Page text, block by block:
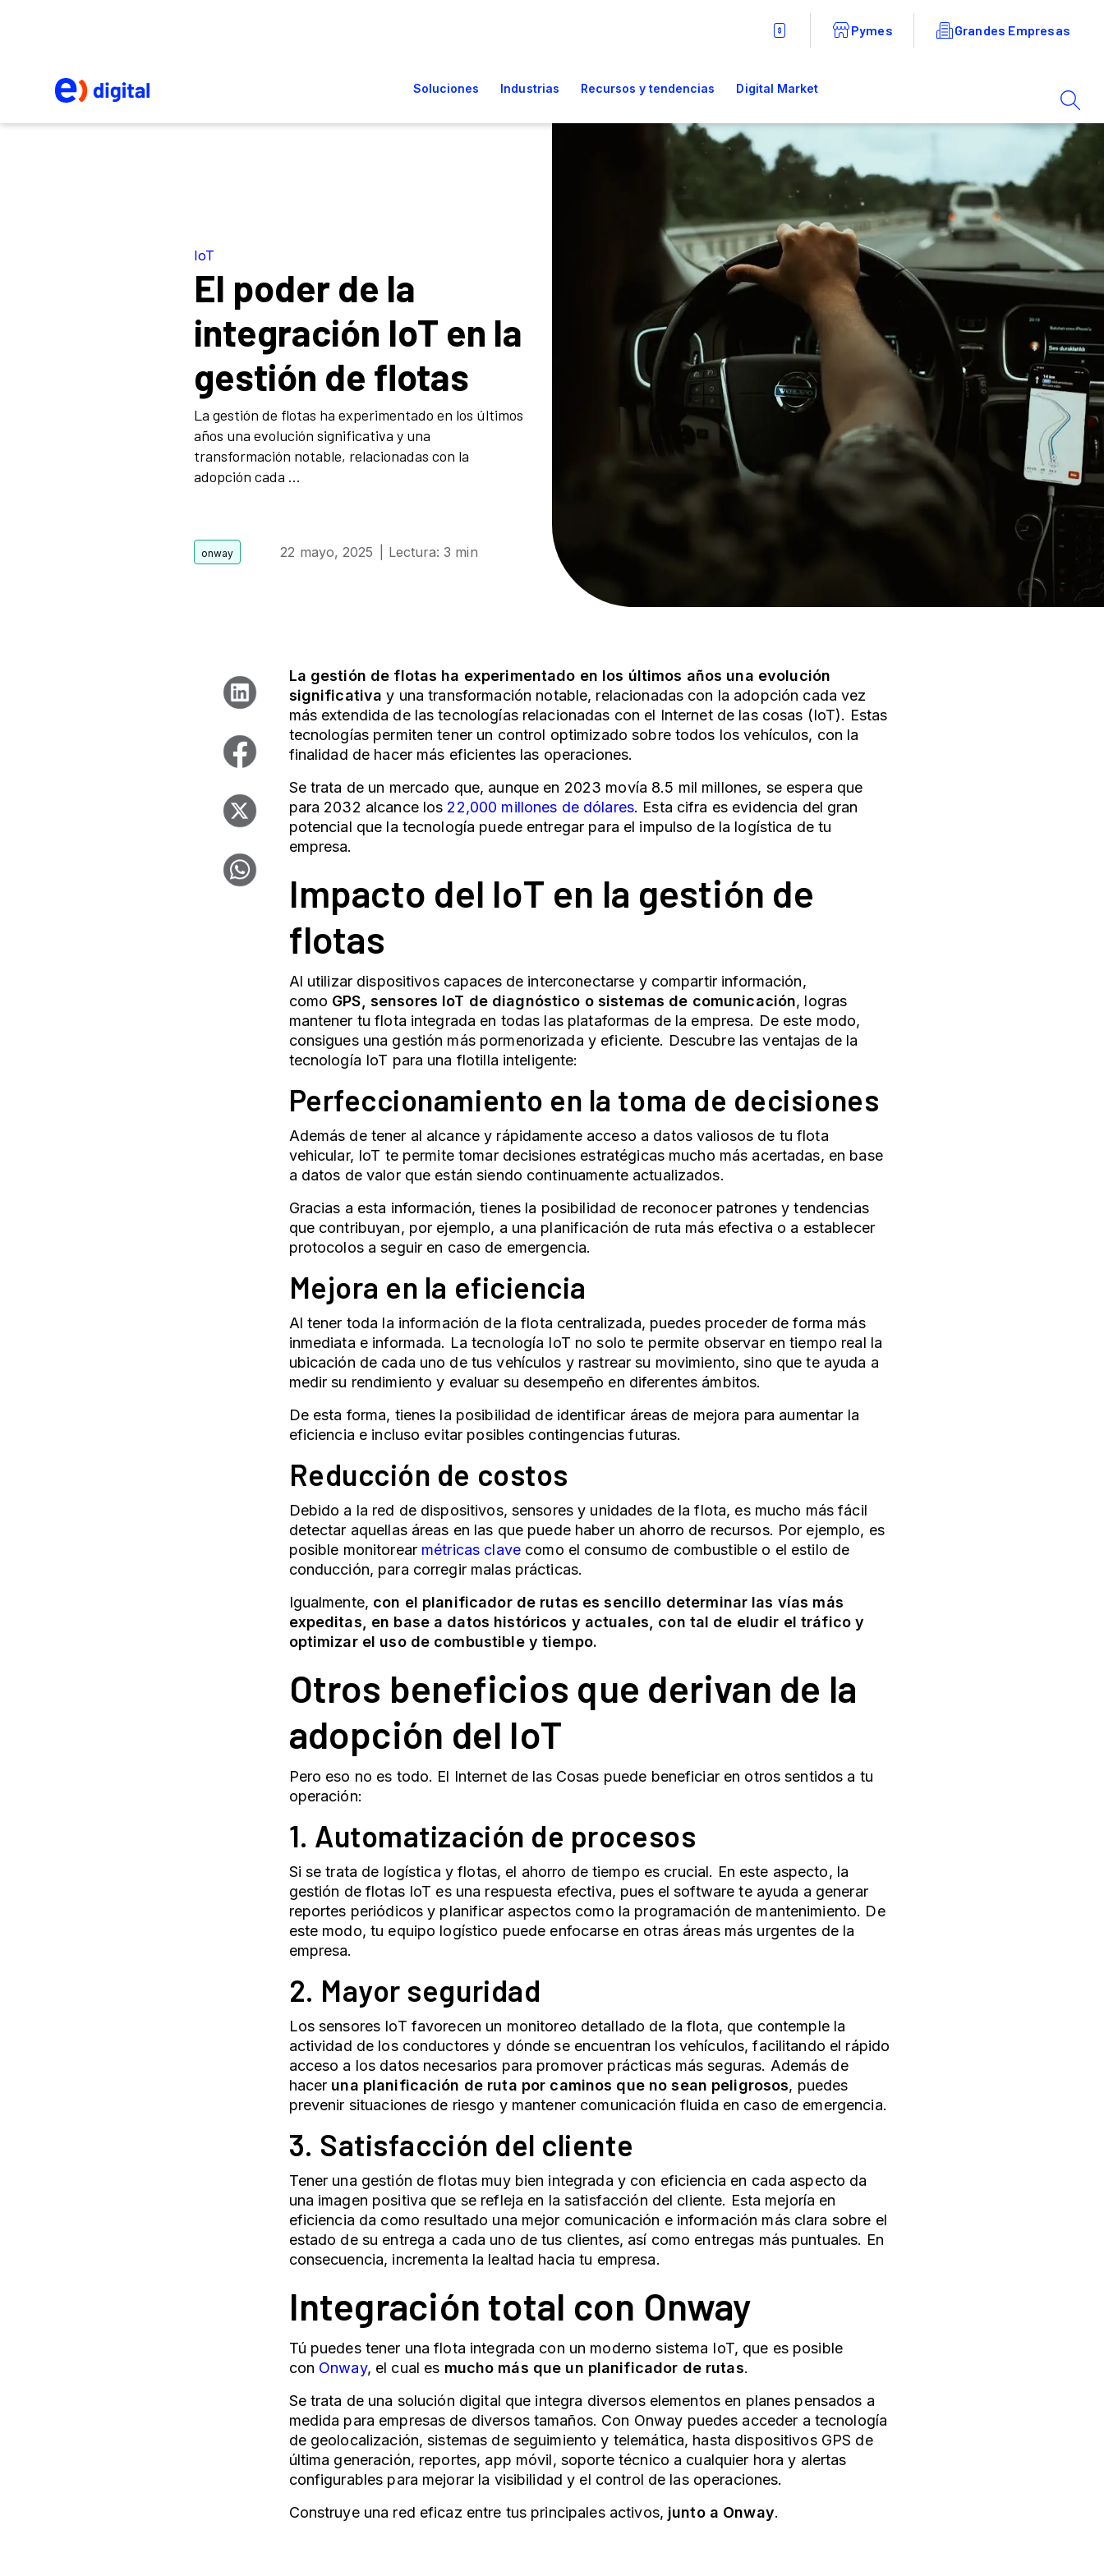
IoT
El poder de la
integración IoT en la
gestión de flotas
La gestión de flotas ha experimentado en los últimos
años una evolución significativa y una
transformación notable, relacionadas con la
adopción cada ...
22 mayo, 2025 | Lectura: 3 min
La gestión de flotas ha experimentado en los últimos años una evolución
significativa y una transformación notable, relacionadas con la adopción cada vez
más extendida de las tecnologías relacionadas con el Internet de las cosas (IoT). Estas
tecnologías permiten tener un control optimizado sobre todos los vehículos, con la
finalidad de hacer más eficientes las operaciones.
Se trata de un mercado que, aunque en 2023 movía 8.5 mil millones, se espera que
para 2032 alcance los 22,000 millones de dólares. Esta cifra es evidencia del gran
potencial que la tecnología puede entregar para el impulso de la logística de tu
empresa.
Impacto del IoT en la gestión de
flotas
Al utilizar dispositivos capaces de interconectarse y compartir información,
como GPS, sensores IoT de diagnóstico o sistemas de comunicación, logras
mantener tu flota integrada en todas las plataformas de la empresa. De este modo,
consigues una gestión más pormenorizada y eficiente. Descubre las ventajas de la
tecnología IoT para una flotilla inteligente:
Perfeccionamiento en la toma de decisiones
Además de tener al alcance y rápidamente acceso a datos valiosos de tu flota
vehicular, IoT te permite tomar decisiones estratégicas mucho más acertadas, en base
a datos de valor que están siendo continuamente actualizados.
Gracias a esta información, tienes la posibilidad de reconocer patrones y tendencias
que contribuyan, por ejemplo, a una planificación de ruta más efectiva o a establecer
protocolos a seguir en caso de emergencia.
Mejora en la eficiencia
Al tener toda la información de la flota centralizada, puedes proceder de forma más
inmediata e informada. La tecnología IoT no solo te permite observar en tiempo real la
ubicación de cada uno de tus vehículos y rastrear su movimiento, sino que te ayuda a
medir su rendimiento y evaluar su desempeño en diferentes ámbitos.
De esta forma, tienes la posibilidad de identificar áreas de mejora para aumentar la
eficiencia e incluso evitar posibles contingencias futuras.
Reducción de costos
Debido a la red de dispositivos, sensores y unidades de la flota, es mucho más fácil
detectar aquellas áreas en las que puede haber un ahorro de recursos. Por ejemplo, es
posible monitorear métricas clave como el consumo de combustible o el estilo de
conducción, para corregir malas prácticas.
Igualmente, con el planificador de rutas es sencillo determinar las vías más
expeditas, en base a datos históricos y actuales, con tal de eludir el tráfico y
optimizar el uso de combustible y tiempo.
Otros beneficios que derivan de la
adopción del IoT
Pero eso no es todo. El Internet de las Cosas puede beneficiar en otros sentidos a tu
operación:
1. Automatización de procesos
Si se trata de logística y flotas, el ahorro de tiempo es crucial. En este aspecto, la
gestión de flotas IoT es una respuesta efectiva, pues el software te ayuda a generar
reportes periódicos y planificar aspectos como la programación de mantenimiento. De
este modo, tu equipo logístico puede enfocarse en otras áreas más urgentes de la
empresa.
2. Mayor seguridad
Los sensores IoT favorecen un monitoreo detallado de la flota, que contemple la
actividad de los conductores y dónde se encuentran los vehículos, facilitando el rápido
acceso a los datos necesarios para promover prácticas más seguras. Además de
hacer una planificación de ruta por caminos que no sean peligrosos, puedes
prevenir situaciones de riesgo y mantener comunicación fluida en caso de emergencia.
3. Satisfacción del cliente
Tener una gestión de flotas muy bien integrada y con eficiencia en cada aspecto da
una imagen positiva que se refleja en la satisfacción del cliente. Esta mejoría en
eficiencia da como resultado una mejor comunicación e información más clara sobre el
estado de su entrega a cada uno de tus clientes, así como entregas más puntuales. En
consecuencia, incrementa la lealtad hacia tu empresa.
Integración total con Onway
Tú puedes tener una flota integrada con un moderno sistema IoT, que es posible
con Onway, el cual es mucho más que un planificador de rutas.
Se trata de una solución digital que integra diversos elementos en planes pensados a
medida para empresas de diversos tamaños. Con Onway puedes acceder a tecnología
de geolocalización, sistemas de seguimiento y telemática, hasta dispositivos GPS de
última generación, reportes, app móvil, soporte técnico a cualquier hora y alertas
configurables para mejorar la visibilidad y el control de las operaciones.
Construye una red eficaz entre tus principales activos, junto a Onway.